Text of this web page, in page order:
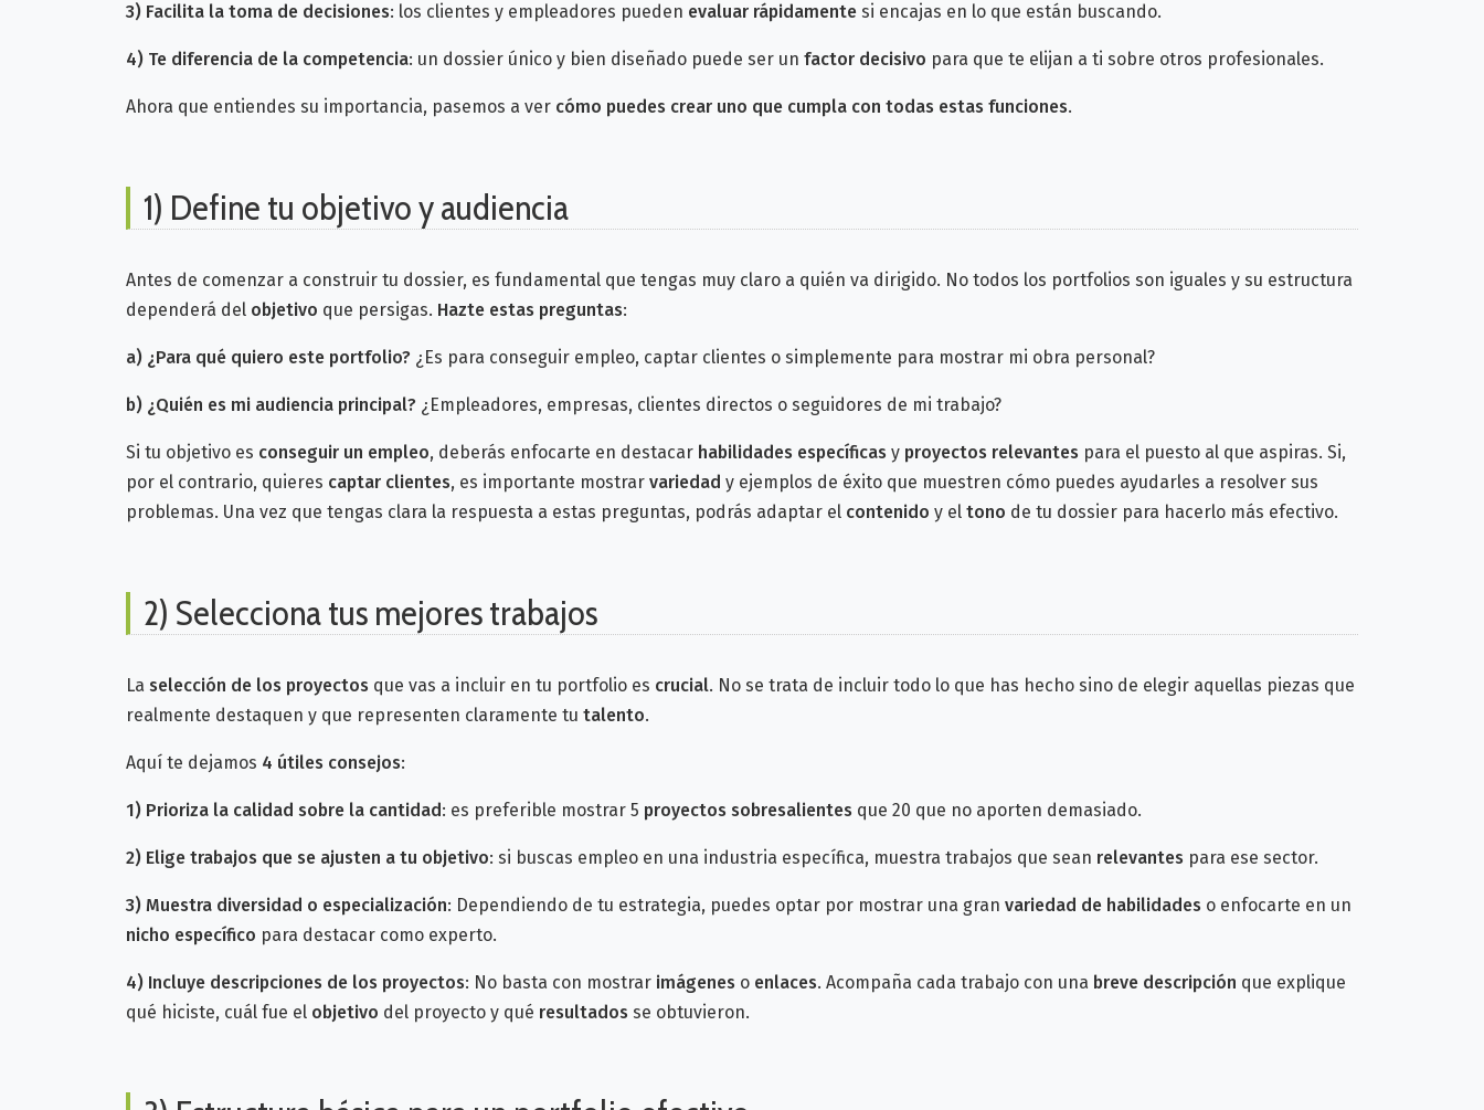
3) Facilita la toma de decisiones: los clientes y empleadores pueden evaluar rápidamente si encajas en lo que están buscando.
4) Te diferencia de la competencia: un dossier único y bien diseñado puede ser un factor decisivo para que te elijan a ti sobre otros profesionales.
Ahora que entiendes su importancia, pasemos a ver cómo puedes crear uno que cumpla con todas estas funciones.
1) Define tu objetivo y audiencia
Antes de comenzar a construir tu dossier, es fundamental que tengas muy claro a quién va dirigido. No todos los portfolios son iguales y su estructura
dependerá del objetivo que persigas. Hazte estas preguntas:
a) ¿Para qué quiero este portfolio? ¿Es para conseguir empleo, captar clientes o simplemente para mostrar mi obra personal?
b) ¿Quién es mi audiencia principal? ¿Empleadores, empresas, clientes directos o seguidores de mi trabajo?
Si tu objetivo es conseguir un empleo, deberás enfocarte en destacar habilidades específicas y proyectos relevantes para el puesto al que aspiras. Si,
por el contrario, quieres captar clientes, es importante mostrar variedad y ejemplos de éxito que muestren cómo puedes ayudarles a resolver sus
problemas. Una vez que tengas clara la respuesta a estas preguntas, podrás adaptar el contenido y el tono de tu dossier para hacerlo más efectivo.
2) Selecciona tus mejores trabajos
La selección de los proyectos que vas a incluir en tu portfolio es crucial. No se trata de incluir todo lo que has hecho sino de elegir aquellas piezas que
realmente destaquen y que representen claramente tu talento.
Aquí te dejamos 4 útiles consejos:
1) Prioriza la calidad sobre la cantidad: es preferible mostrar 5 proyectos sobresalientes que 20 que no aporten demasiado.
2) Elige trabajos que se ajusten a tu objetivo: si buscas empleo en una industria específica, muestra trabajos que sean relevantes para ese sector.
3) Muestra diversidad o especialización: Dependiendo de tu estrategia, puedes optar por mostrar una gran variedad de habilidades o enfocarte en un
nicho específico para destacar como experto.
4) Incluye descripciones de los proyectos: No basta con mostrar imágenes o enlaces. Acompaña cada trabajo con una breve descripción que explique
qué hiciste, cuál fue el objetivo del proyecto y qué resultados se obtuvieron.